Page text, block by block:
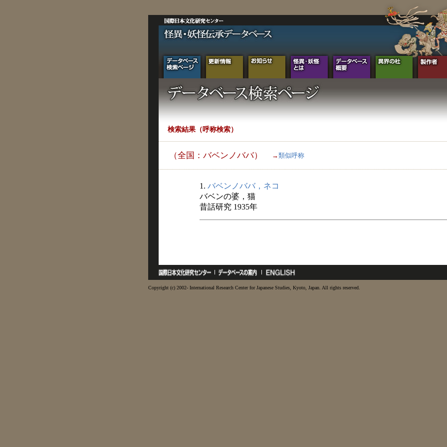
検索結果（呼称検索）
（全国：バベンノババ） →類似呼称
1. バベンノババ，ネコ
バベンの婆，猫
昔話研究 1935年
Copyright (c) 2002- International Research Center for Japanese Studies, Kyoto, Japan. All rights reserved.